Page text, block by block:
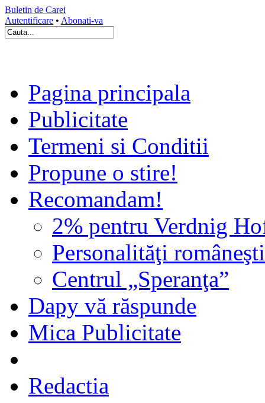
Buletin de Carei
Autentificare • Abonati-va
Pagina principala
Publicitate
Termeni si Conditii
Propune o stire!
Recomandam!
2% pentru Verdnig
Personalităţi româneşti
Centrul „Speranţa”
Dapy vă răspunde
Mica Publicitate
Redactia